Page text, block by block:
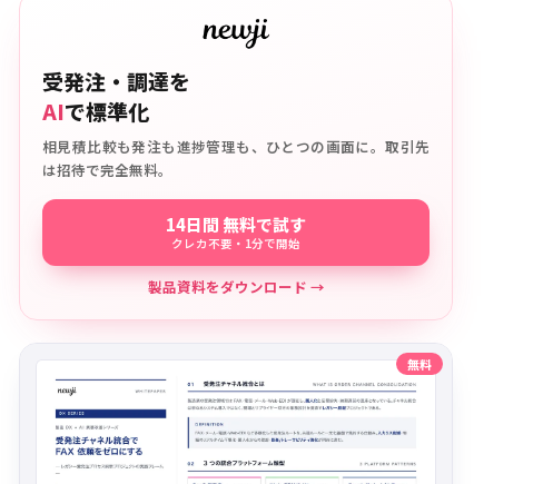
受発注・調達を
AIで標準化
相見積比較も発注も進捗管理も、ひとつの画面に。取引先
は招待で完全無料。
14日間 無料で試す
クレカ不要・1分で開始
製品資料をダウンロード →
無料